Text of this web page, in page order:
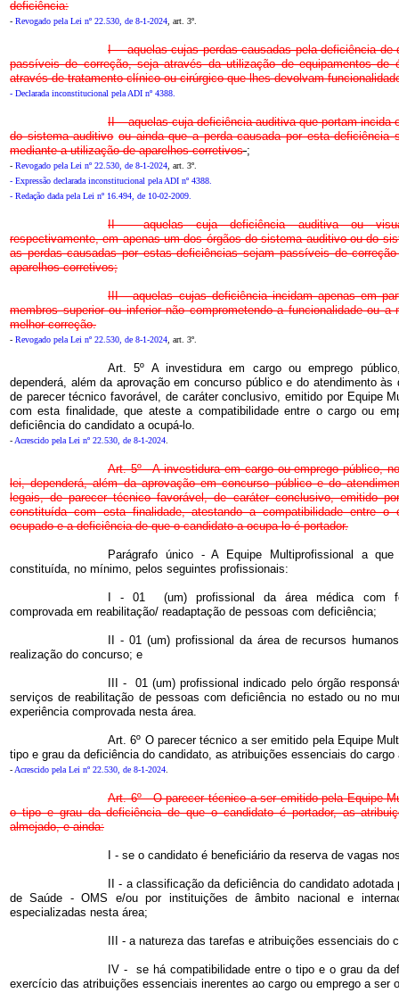
deficiência:
- Revogado pela Lei nº 22.530, de 8-1-2024 , art. 3º.
I - aquelas cujas perdas causadas pela deficiência de
passíveis de correção, seja através da utilização de equipamentos de
através de tratamento clínico ou cirúrgico que lhes devolvam
- Declarada inconstitucional pela ADI nº 4388.
II – aquelas cuja deficiência auditiva que portam incida
do sistema auditivo ou ainda que a perda causada por esta deficiência
mediante a utilização de aparelhos corretivos ;
- Revogado pela Lei nº 22.530, de 8-1-2024 , art. 3º.
- Expressão declarada inconstitucional pela ADI nº 4388.
- Redação dada pela Lei nº 16.494, de 10-02-2009.
II - aquelas cuja deficiência auditiva ou
respectivamente, em apenas um dos órgãos do sistema auditivo ou do
as perdas causadas por estas deficiências sejam passíveis de
aparelhos corretivos;
III - aquelas cujas deficiência incidam apenas em
membros superior ou inferior não comprometendo a funcionalidade ou a
melhor correção.
- Revogado pela Lei nº 22.530, de 8-1-2024 , art. 3º.
Art. 5º A investidura em cargo ou emprego
dependerá, além da aprovação em concurso público e do atendimento
de parecer técnico favorável, de caráter conclusivo, emitido por Equipe
com esta finalidade, que ateste a compatibilidade entre o cargo ou
deficiência do candidato a ocupá-lo.
- Acrescido pela Lei nº 22.530, de 8-1-2024
Art. 5º - A investidura em cargo ou emprego público,
lei, dependerá, além da aprovação em concurso público e do
legais, de parecer técnico favorável, de caráter conclusivo, emitido
constituída com esta finalidade, atestando a compatibilidade entre o
ocupado e a deficiência de que o candidato a ocupa-lo é portador.
Parágrafo único - A Equipe Multiprofissional a
constituída, no mínimo, pelos seguintes profissionais:
I - 01 (um) profissional da área médica com
comprovada em reabilitação/ readaptação de pessoas com deficiência;
II - 01 (um) profissional da área de recursos
realização do concurso; e
III - 01 (um) profissional indicado pelo órgão
serviços de reabilitação de pessoas com deficiência no estado ou no
experiência comprovada nesta área.
Art. 6º O parecer técnico a ser emitido pela Equipe
tipo e grau da deficiência do candidato, as atribuições essenciais do cargo
- Acrescido pela Lei nº 22.530, de 8-1-2024
Art. 6º - O parecer técnico a ser emitido pela Equipe
o tipo e grau da deficiência de que o candidato é portador, as
almejado, e ainda:
I - se o candidato é beneficiário da reserva de vagas
II - a classificação da deficiência do candidato
de Saúde - OMS e/ou por instituições de âmbito nacional e
especializadas nesta área;
III - a natureza das tarefas e atribuições essenciais do
IV - se há compatibilidade entre o tipo e o grau da
exercício das atribuições essenciais inerentes ao cargo ou emprego a ser